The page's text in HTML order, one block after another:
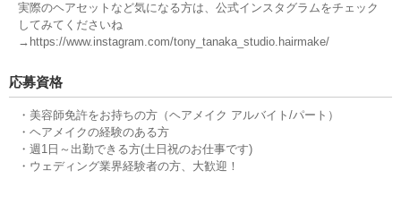
実際のヘアセットなど気になる方は、公式インスタグラムをチェック
してみてくださいね
→https://www.instagram.com/tony_tanaka_studio.hairmake/
応募資格
・美容師免許をお持ちの方（ヘアメイク アルバイト/パート）
・ヘアメイクの経験のある方
・週1日～出勤できる方(土日祝のお仕事です)
・ウェディング業界経験者の方、大歓迎！